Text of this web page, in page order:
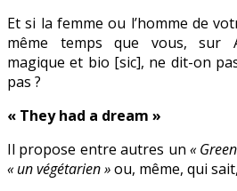
Et si la femme ou l’homme de
même temps que vous, sur
magique et bio [sic], ne dit-on
pas ?
« They had a dream »
Il propose entre autres un «
« un végétarien »ou, même, qui sait,